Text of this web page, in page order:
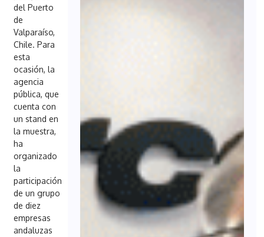
del Puerto
de
Valparaíso,
Chile. Para
esta
ocasión, la
agencia
pública, que
cuenta con
un stand en
la muestra,
ha
organizado
la
participación
de un grupo
de diez
empresas
andaluzas